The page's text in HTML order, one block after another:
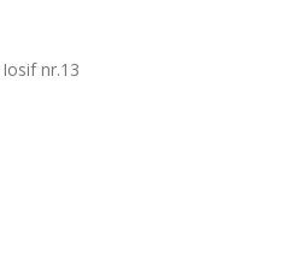
nr.13